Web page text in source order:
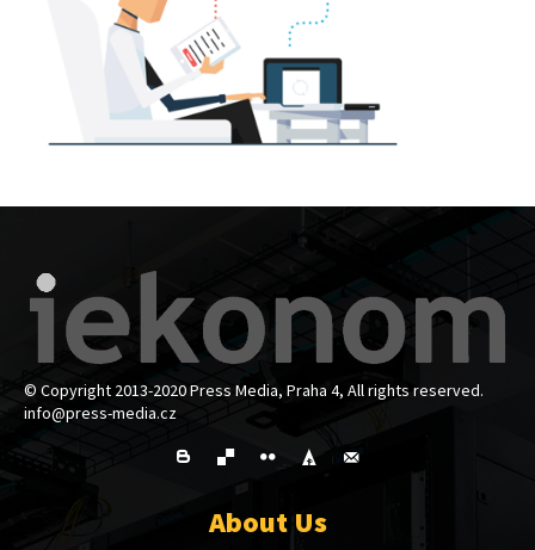
© Copyright 2013-2020 Press Media, Praha 4, All rights reserved.
info@press-media.cz
About Us